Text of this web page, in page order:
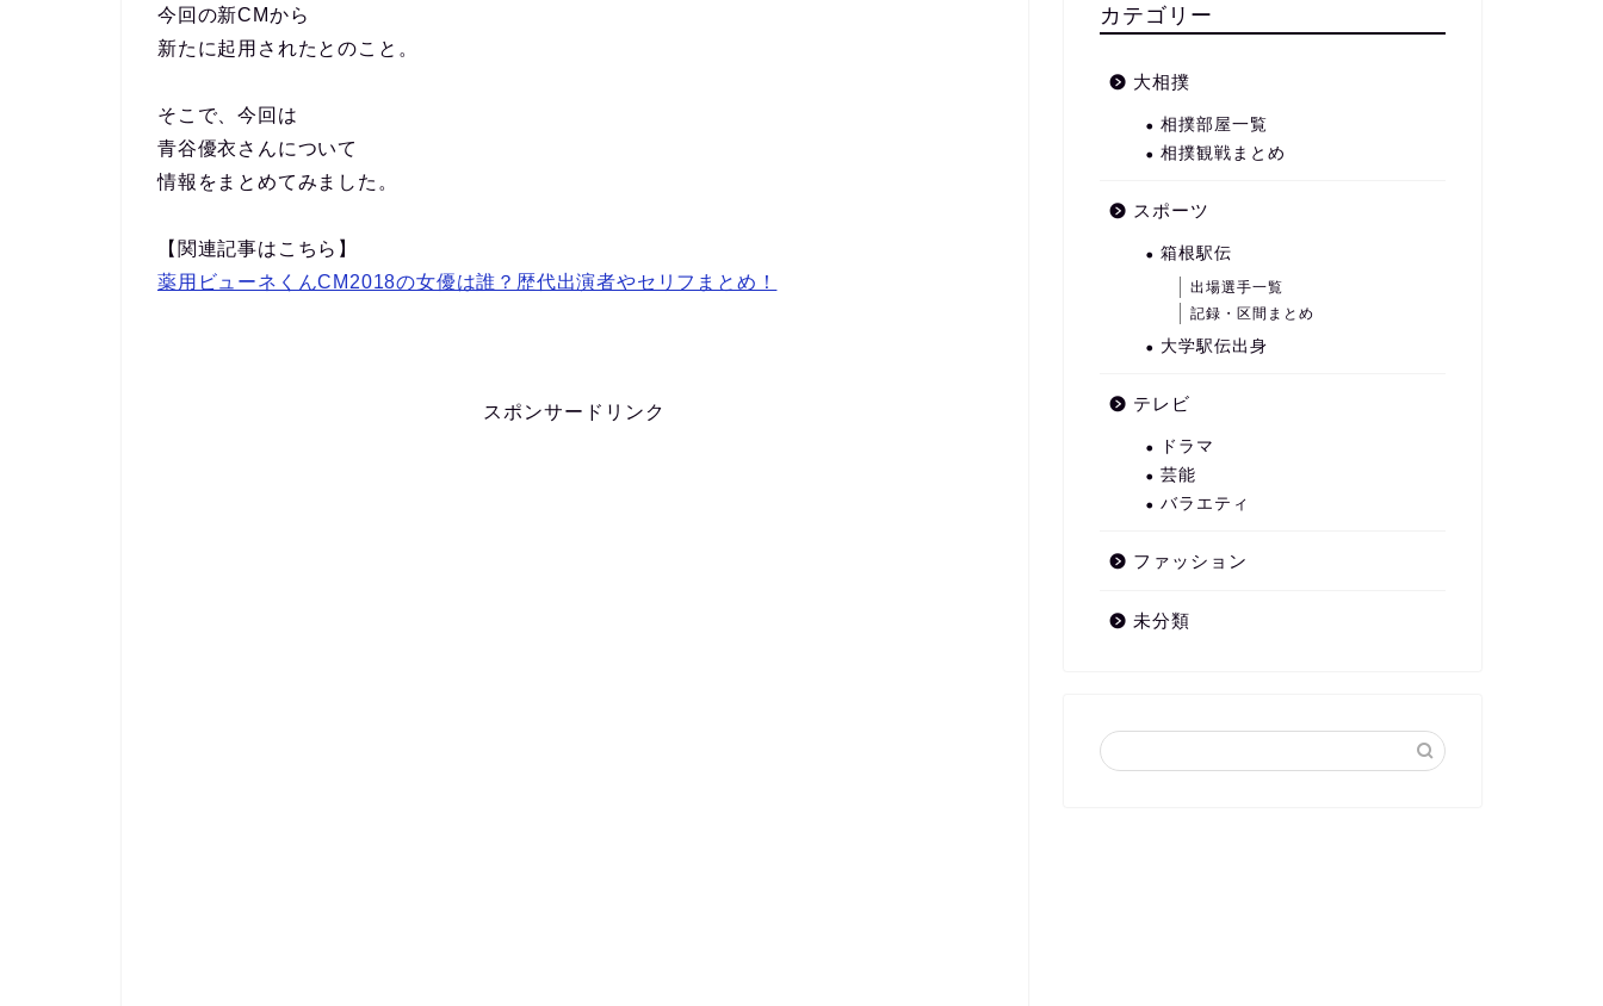
今回の新CMから
新たに起用されたとのこと。
そこで、今回は
青谷優衣さんについて
情報をまとめてみました。
【関連記事はこちら】
薬用ビューネくんCM2018の女優は誰？歴代出演者やセリフまとめ！
スポンサードリンク
カテゴリー
大相撲
相撲部屋一覧
相撲観戦まとめ
スポーツ
箱根駅伝
出場選手一覧
記録・区間まとめ
大学駅伝出身
テレビ
ドラマ
芸能
バラエティ
ファッション
未分類